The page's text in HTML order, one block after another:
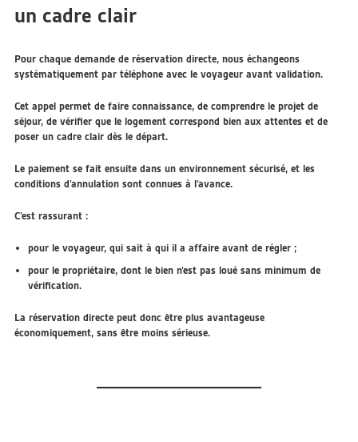
un cadre clair
Pour chaque demande de réservation directe, nous échangeons
systématiquement par téléphone avec le voyageur avant validation.
Cet appel permet de faire connaissance, de comprendre le projet de
séjour, de vérifier que le logement correspond bien aux attentes et de
poser un cadre clair dès le départ.
Le paiement se fait ensuite dans un environnement sécurisé, et les
conditions d’annulation sont connues à l’avance.
C’est rassurant :
pour le voyageur, qui sait à qui il a affaire avant de régler ;
pour le propriétaire, dont le bien n’est pas loué sans minimum de
vérification.
La réservation directe peut donc être plus avantageuse
économiquement, sans être moins sérieuse.